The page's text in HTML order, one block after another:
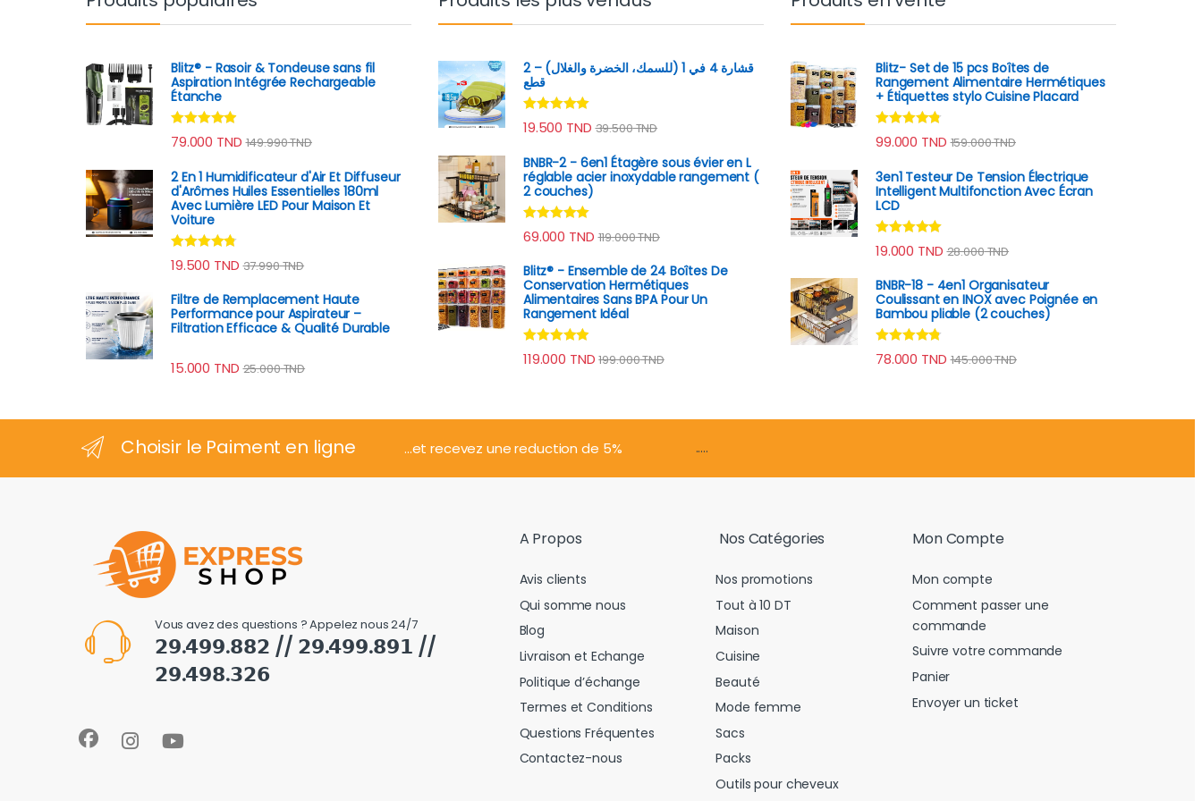
Blitz® - Rasoir & Tondeuse sans fil
Aspiration Intégrée Rechargeable
Étanche
Note4.75
sur 5
79.000 TND 149.990TND
2 En 1 Humidificateur d'Air Et Diffuseur
d'Arômes Huiles Essentielles 180ml
Avec Lumière LED Pour Maison Et
Voiture
Note4.64
sur 5
19.500 TND 37.990TND
Filtre de Remplacement Haute
Performance pour Aspirateur –
Filtration Efficace & Qualité Durable
15.000 TND 25.000TND
قشارة 4 في 1 (للسمك، الخضرة والغلال) – 2
قطع
Note4.89
sur 5
19.500 TND 39.500TND
BNBR-2 - 6en1 Étagère sous évier en L
réglable acier inoxydable rangement (
2 couches)
Note4.79
sur 5
69.000 TND 119.000TND
Blitz® - Ensemble de 24 Boîtes De
Conservation Hermétiques
Alimentaires Sans BPA Pour Un
Rangement Idéal
Note4.74
sur 5
119.000 TND 199.000TND
Blitz- Set de 15 pcs Boîtes de
Rangement Alimentaire Hermétiques
+ Étiquettes stylo Cuisine Placard
Note4.60
sur 5
99.000 TND 159.000TND
3en1 Testeur De Tension Électrique
Intelligent Multifonction Avec Écran
LCD
Note4.78
sur 5
19.000 TND 28.000TND
BNBR-18 - 4en1 Organisateur
Coulissant en INOX avec Poignée en
Bambou pliable (2 couches)
Note4.59
sur 5
78.000 TND 145.000TND
Choisir le Paiment en ligne ...et recevez une reduction de 5% .....
Vous avez des questions ? Appelez nous 24/7
𝟮𝟵.𝟰𝟵𝟵.𝟴𝟴𝟮 // 𝟮𝟵.𝟰𝟵𝟵.𝟴𝟵𝟭 //
𝟮𝟵.𝟰𝟵𝟴.𝟯𝟮𝟲
A Propos
Avis clients
Qui somme nous
Blog
Livraison et Echange
Politique d’échange
Termes et Conditions
Questions Fréquentes
Contactez-nous
Nos Catégories
Nos promotions
Tout à 10 DT
Maison
Cuisine
Beauté
Mode femme
Sacs
Packs
Outils pour cheveux
Mon Compte
Mon compte
Comment passer une
commande
Suivre votre commande
Panier
Envoyer un ticket